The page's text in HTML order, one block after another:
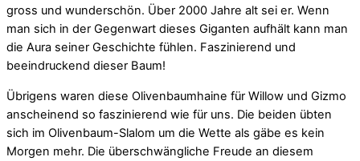
gross und wunderschön. Über 2000 Jahre alt sei er. Wenn
man sich in der Gegenwart dieses Giganten aufhält kann man
die Aura seiner Geschichte fühlen. Faszinierend und
beeindruckend dieser Baum!
Übrigens waren diese Olivenbaumhaine für Willow und Gizmo
anscheinend so faszinierend wie für uns. Die beiden übten
sich im Olivenbaum-Slalom um die Wette als gäbe es kein
Morgen mehr. Die überschwängliche Freude an diesem